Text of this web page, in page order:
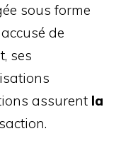
sous forme
de
ses
assurent la